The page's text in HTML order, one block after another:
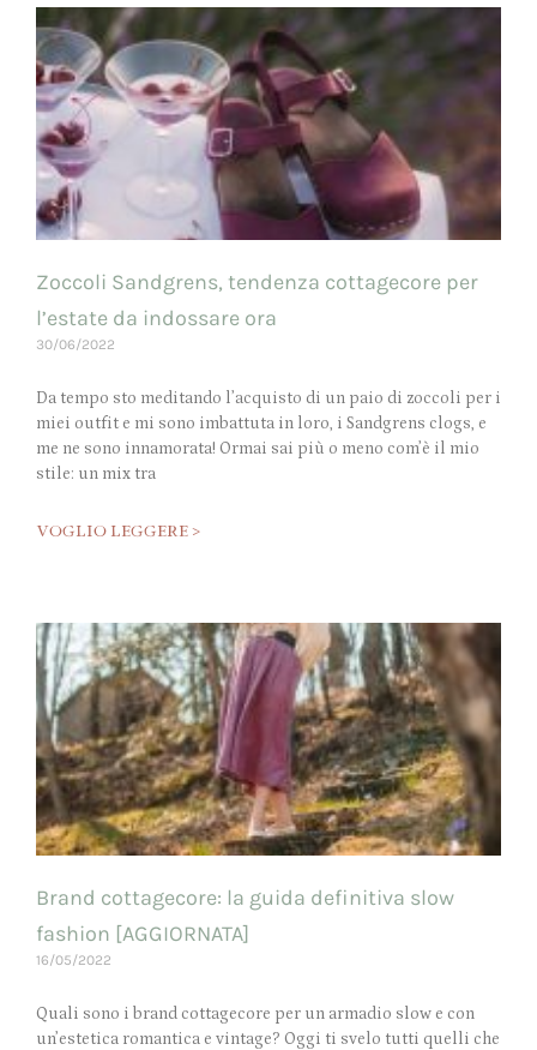
Zoccoli Sandgrens, tendenza cottagecore per
l’estate da indossare ora
30/06/2022
Da tempo sto meditando l’acquisto di un paio di zoccoli per i
miei outfit e mi sono imbattuta in loro, i Sandgrens clogs, e
me ne sono innamorata! Ormai sai più o meno com’è il mio
stile: un mix tra
VOGLIO LEGGERE >
Brand cottagecore: la guida definitiva slow
fashion [AGGIORNATA]
16/05/2022
Quali sono i brand cottagecore per un armadio slow e con
un’estetica romantica e vintage? Oggi ti svelo tutti quelli che